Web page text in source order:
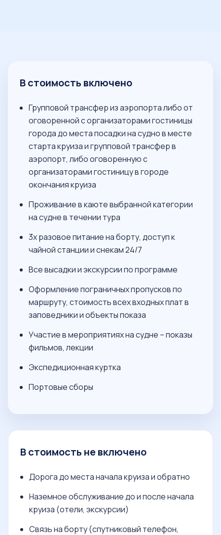
В стоимость включено
Групповой трансфер из аэропорта либо от
оговоренной с организаторами гостиницы
города до места посадки на судно в месте
старта круиза и групповой трансфер в
аэропорт, либо оговоренную с
организаторами гостиницу в городе
окончания круиза
Проживание в каюте выбранной категории
на судне в течении тура
3х разовое питание на борту, доступ к
чайной станции и снекам 24/7
Все высадки и экскурсии по программе
Оформление пограничных пропусков по
маршруту, стоимость всех входных плат в
заповедники и объекты показа
Участие в мероприятиях на судне – показы
фильмов, лекции
Экспедиционная куртка
Портовые сборы
В стоимость не включено
Дорога до места начала круиза и обратно
Наземное обслуживание до и после начала
круиза (отели, экскурсии)
Связь на борту (спутниковый телефон,